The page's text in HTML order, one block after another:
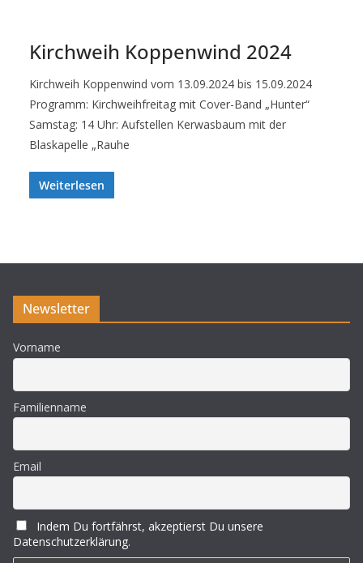
Kirchweih Koppenwind 2024
Kirchweih Koppenwind vom 13.09.2024 bis 15.09.2024
Programm: Kirchweihfreitag mit Cover-Band „Hunter“
Samstag: 14 Uhr: Aufstellen Kerwasbaum mit der
Blaskapelle „Rauhe
Weiterlesen
Newsletter
Vorname
Familienname
Email
Indem Du fortfährst, akzeptierst Du unsere
Datenschutzerklärung.